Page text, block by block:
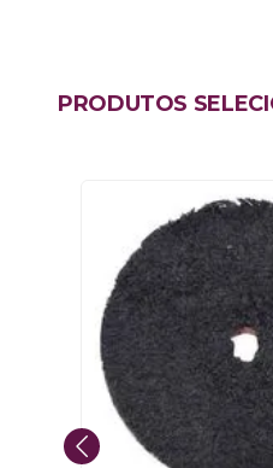
PRODUTOS